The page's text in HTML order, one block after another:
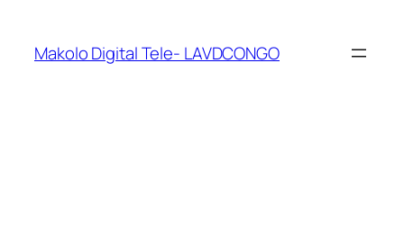
Makolo Digital Tele- LAVDCONGO